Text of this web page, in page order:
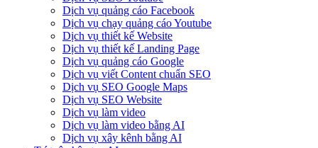
Dịch vụ quảng cáo Facebook
Dịch vụ chạy quảng cáo Youtube
Dịch vụ thiết kế Website
Dịch vụ thiết kế Landing Page
Dịch vụ quảng cáo Google
Dịch vụ viết Content chuẩn SEO
Dịch vụ SEO Google Maps
Dịch vụ SEO Website
Dịch vụ làm video
Dịch vụ làm video bằng AI
Dịch vụ xây kênh bằng AI